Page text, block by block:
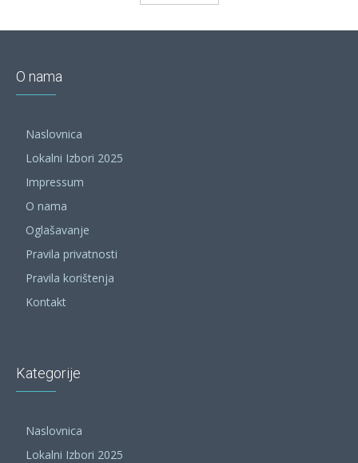
O nama
Naslovnica
Lokalni Izbori 2025
Impressum
O nama
Oglašavanje
Pravila privatnosti
Pravila korištenja
Kontakt
Kategorije
Naslovnica
Lokalni Izbori 2025